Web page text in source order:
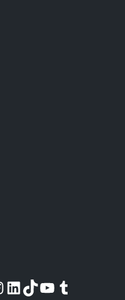
Instagram account
Visit our LinkedIn account
造訪我們的 TikTok 帳號 Visit our YouTube channel
造訪我們的 Tumblr 帳號